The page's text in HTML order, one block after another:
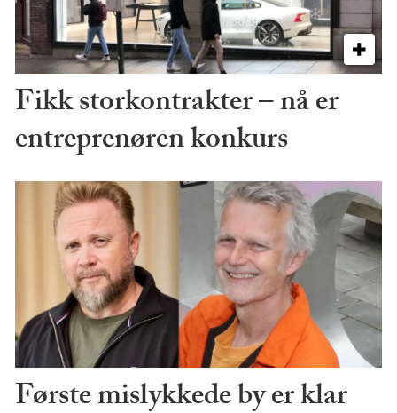
Fikk storkontrakter – nå er
entreprenøren konkurs
Første mislykkede by er klar